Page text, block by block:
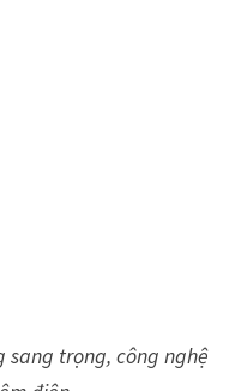
sang trọng, công nghệ